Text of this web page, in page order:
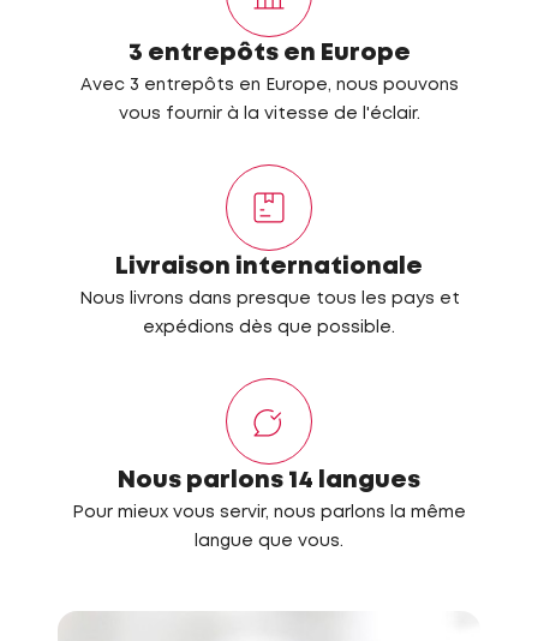
3 entrepôts en Europe
Avec 3 entrepôts en Europe, nous pouvons
vous fournir à la vitesse de l'éclair.
Livraison internationale
Nous livrons dans presque tous les pays et
expédions dès que possible.
Nous parlons 14 langues
Pour mieux vous servir, nous parlons la même
langue que vous.